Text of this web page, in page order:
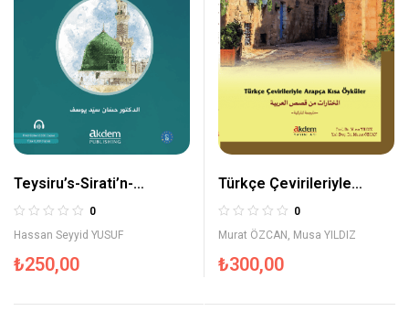
Teysiru’s-Sirati’n-
Nebeviyye (Arapça Kolay
Siyer) İleri Seviye
0
Hassan Seyyid YUSUF
₺250,00
Türkçe Çevirileriyle
Arapça Kısa Öyküler
0
Murat ÖZCAN , Musa YILDIZ
₺300,00